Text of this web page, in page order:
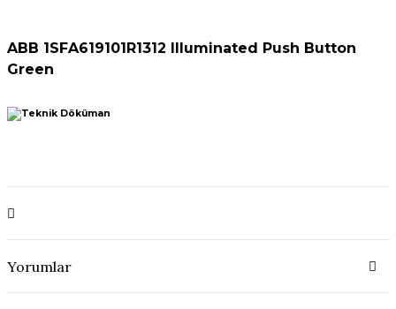
ABB 1SFA619101R1312 Illuminated Push Button
Green
Yorumlar